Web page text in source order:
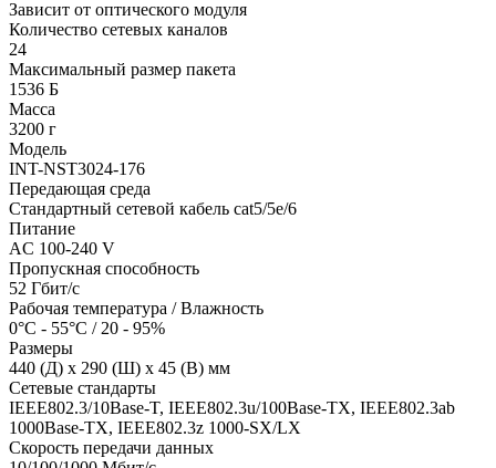
Зависит от оптического модуля
Количество сетевых каналов
24
Максимальный размер пакета
1536 Б
Масса
3200 г
Модель
INT-NST3024-176
Передающая среда
Стандартный сетевой кабель cat5/5e/6
Питание
AC 100-240 V
Пропускная способность
52 Гбит/с
Рабочая температура / Влажность
0°C - 55°C / 20 - 95%
Размеры
440 (Д) x 290 (Ш) x 45 (В) мм
Сетевые стандарты
IEEE802.3/10Base-T, IEEE802.3u/100Base-TX, IEEE802.3ab
1000Base-TX, IEEE802.3z 1000-SX/LX
Скорость передачи данных